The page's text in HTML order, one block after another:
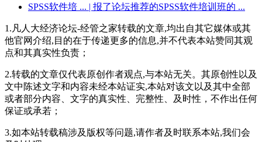
SPSS软件培 ... | 报了论坛推荐的SPSS软件培训班的 ...
1.凡人大经济论坛-经管之家转载的文章,均出自其它媒体或其
他官网介绍,目的在于传递更多的信息,并不代表本站赞同其观
点和其真实性负责；
2.转载的文章仅代表原创作者观点,与本站无关。其原创性以及
文中陈述文字和内容未经本站证实,本站对该文以及其中全部
或者部分内容、文字的真实性、完整性、及时性，不作出任何
保证或承若；
3.如本站转载稿涉及版权等问题,请作者及时联系本站,我们会